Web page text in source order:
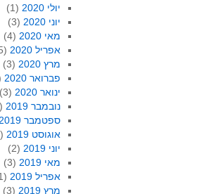
יולי 2020
(1)
יוני 2020
(3)
מאי 2020
(4)
אפריל 2020
(5)
מרץ 2020
(3)
פברואר 2020
ינואר 2020
(3)
נובמבר 2019
(2)
ספטמבר 2019
אוגוסט 2019
(3)
יוני 2019
(2)
מאי 2019
(3)
אפריל 2019
(1)
מרץ 2019
(3)